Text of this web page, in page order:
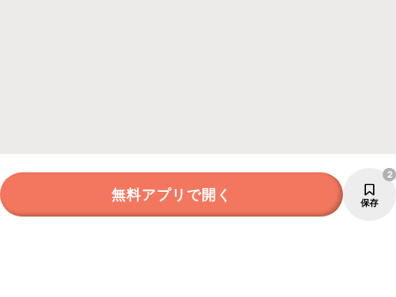
無料アプリで開く 保存
2